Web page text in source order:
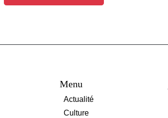
Menu
Actualité
Culture